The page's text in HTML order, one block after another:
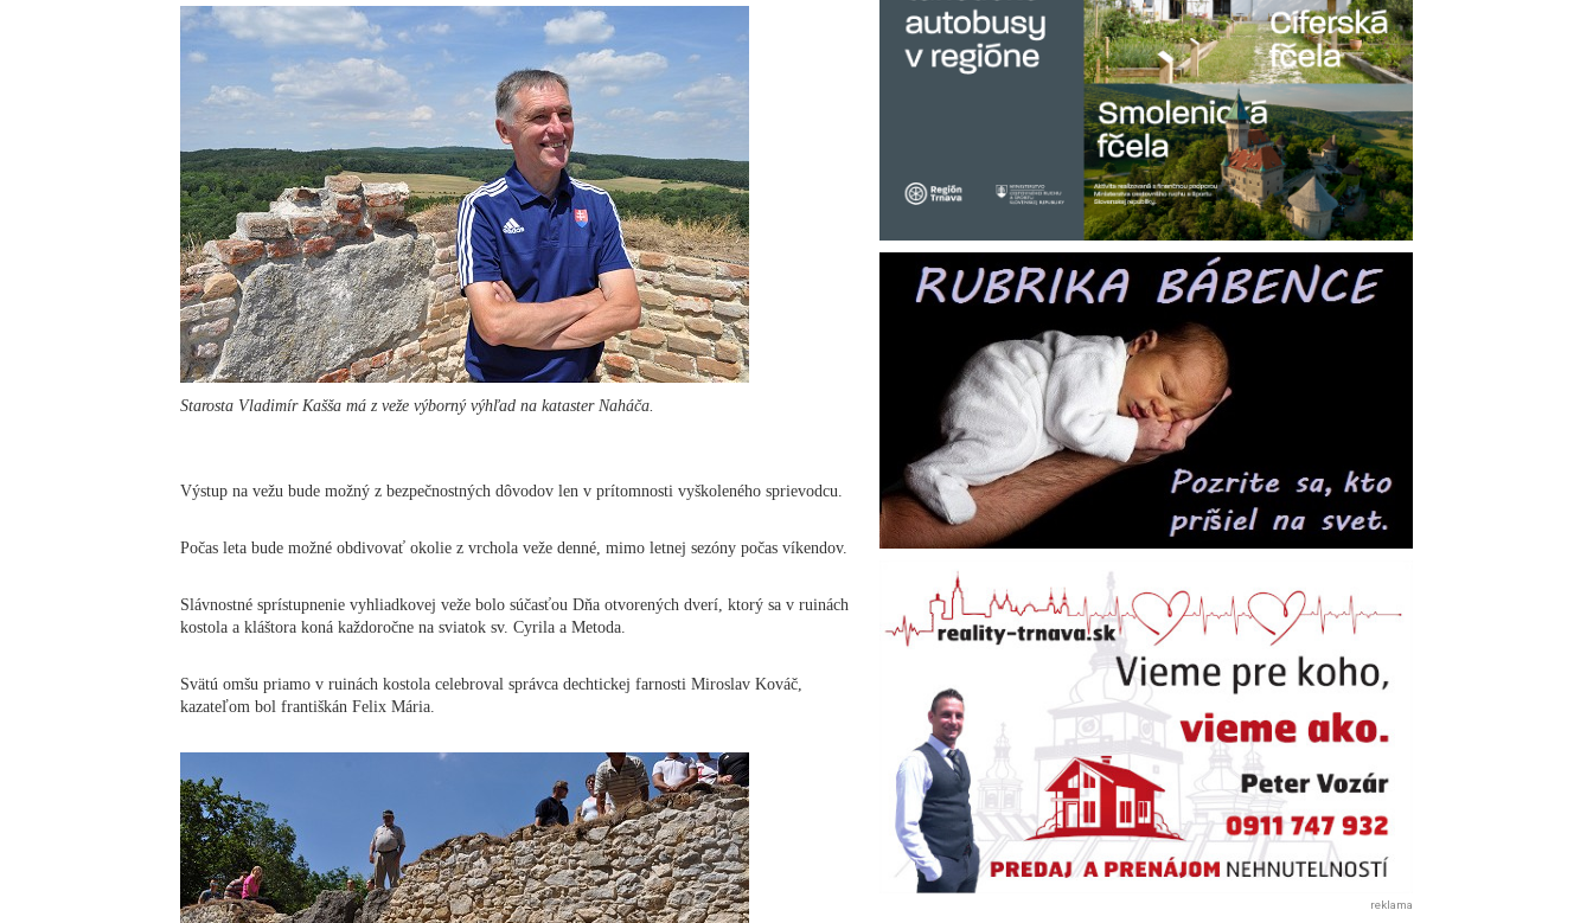
Starosta Vladimír Kašša má z veže výborný výhľad na kataster Naháča.
Výstup na vežu bude možný z bezpečnostných dôvodov len v prítomnosti vyškoleného sprievodcu.
Počas leta bude možné obdivovať okolie z vrchola veže denné, mimo letnej sezóny počas víkendov.
Slávnostné sprístupnenie vyhliadkovej veže bolo súčasťou Dňa otvorených dverí, ktorý sa v ruinách
kostola a kláštora koná každoročne na sviatok sv. Cyrila a Metoda.
Svätú omšu priamo v ruinách kostola celebroval správca dechtickej farnosti Miroslav Kováč,
kazateľom bol františkán Felix Mária.
reklama